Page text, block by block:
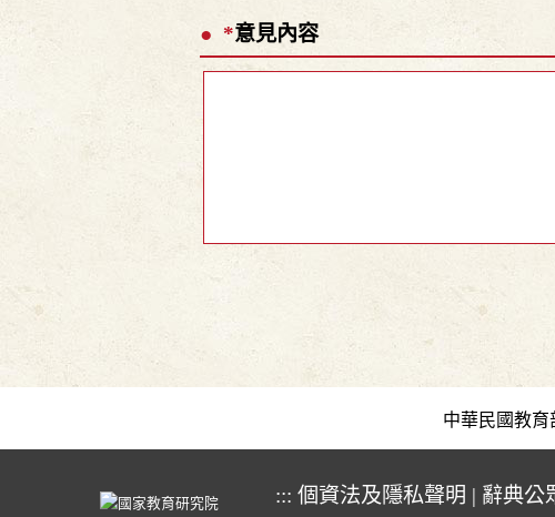
*意見內容
中華民國教育
::: 個資法及隱私聲明 | 辭典公